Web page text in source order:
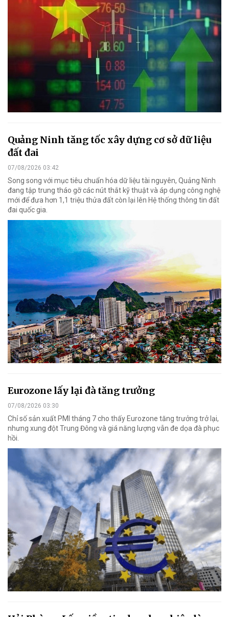
Quảng Ninh tăng tốc xây dựng cơ sở dữ liệu
đất đai
07/08/2026 03:42
Song song với mục tiêu chuẩn hóa dữ liệu tài nguyên, Quảng Ninh
đang tập trung tháo gỡ các nút thắt kỹ thuật và áp dụng công nghệ
mới để đưa hơn 1,1 triệu thửa đất còn lại lên Hệ thống thông tin đất
đai quốc gia.
Eurozone lấy lại đà tăng trưởng
07/08/2026 03:30
Chỉ số sản xuất PMI tháng 7 cho thấy Eurozone tăng trưởng trở lại,
nhưng xung đột Trung Đông và giá năng lượng vẫn đe dọa đà phục
hồi.